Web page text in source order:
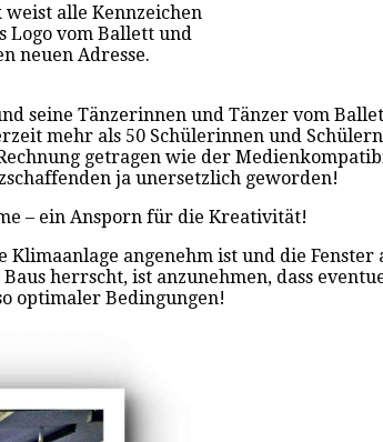
weist alle Kennzeichen
Logo vom Ballett und
neuen Adresse.
seine Tänzerinnen und Tänzer vom
mehr als 50 Schülerinnen und
getragen wie der
ja unersetzlich geworden!
– ein Ansporn für die Kreativität!
angenehm ist und die
herrscht, ist anzunehmen, dass
optimaler Bedingungen!